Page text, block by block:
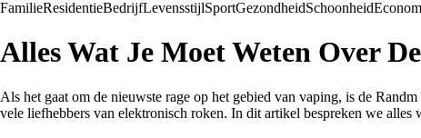
FamilieResidentieBedrijfLevensstijlSportGezondheidSchoonheid
Alles Wat Je Moet Weten Over
Als het gaat om de nieuwste rage op het gebied van vaping, is de
vele liefhebbers van elektronisch roken. In dit artikel bespreken we